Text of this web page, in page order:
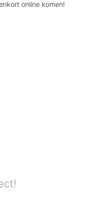
online komen!